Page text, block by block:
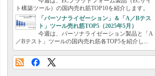
ト構築ツール）の国内売れ筋TOP10を紹介します。
「パーソナライゼーション」＆「A／Bテス
ト」ツール売れ筋TOP5（2025年5月）
今週は、パーソナライゼーション製品と「A
／Bテスト」ツールの国内売れ筋各TOP5を紹介し...